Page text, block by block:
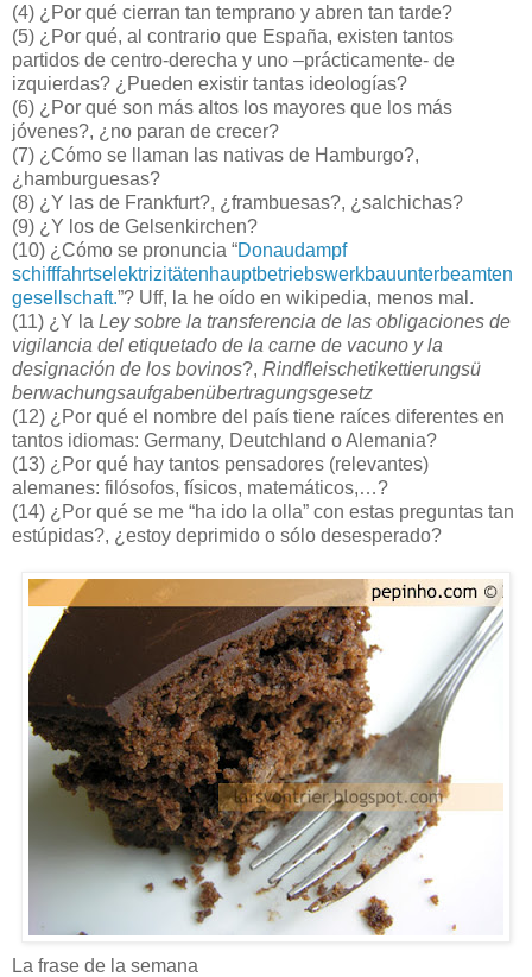
(4) ¿Por qué cierran tan temprano y abren tan tarde?
(5) ¿Por qué, al contrario que España, existen tantos
partidos de centro-derecha y uno –prácticamente- de
izquierdas? ¿Pueden existir tantas ideologías?
(6) ¿Por qué son más altos los mayores que los más
jóvenes?, ¿no paran de crecer?
(7) ¿Cómo se llaman las nativas de Hamburgo?,
¿hamburguesas?
(8) ¿Y las de Frankfurt?, ¿frambuesas?, ¿salchichas?
(9) ¿Y los de Gelsenkirchen?
(10) ¿Cómo se pronuncia “Donaudampf
schifffahrtselektrizitätenhauptbetriebswerkbauunterbeamten
gesell schaft.”? Uff, la he oído en wikipedia, menos mal.
(11) ¿Y la Ley sobre la transferencia de las obligaciones de
vigilancia del etiquetado de la carne de vacuno y la
designación de los bovinos?, Rindfleischetikettierungsü
berwachungsaufgabenübertragungsgesetz
(12) ¿Por qué el nombre del país tiene raíces diferentes en
tantos idiomas: Germany, Deutchland o Alemania?
(13) ¿Por qué hay tantos pensadores (relevantes)
alemanes: filósofos, físicos, matemáticos,…?
(14) ¿Por qué se me “ha ido la olla” con estas preguntas tan
estúpidas?, ¿estoy deprimido o sólo desesperado?
La frase de la semana